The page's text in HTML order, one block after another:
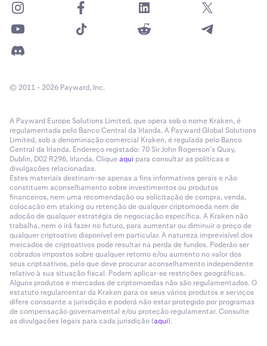
© 2011 - 2026 Payward, Inc.
A Payward Europe Solutions Limited, que opera sob o nome Kraken, é
regulamentada pelo Banco Central da Irlanda. A Payward Global Solutions
Limited, sob a denominação comercial Kraken, é regulada pelo Banco
Central da Irlanda. Endereço registado: 70 Sir John Rogerson’s Quay,
Dublin, D02 R296, Irlanda. Cliqueaqui para consultar as políticas e
divulgações relacionadas.
Estes materiais destinam-se apenas a fins informativos gerais e não
constituem aconselhamento sobre investimentos ou produtos
financeiros, nem uma recomendação ou solicitação de compra, venda,
colocação em staking ou retenção de qualquer criptomoeda nem de
adoção de qualquer estratégia de negociação específica. A Kraken não
trabalha, nem o irá fazer no futuro, para aumentar ou diminuir o preço de
qualquer criptoativo disponível em particular. A natureza imprevisível dos
mercados de criptoativos pode resultar na perda de fundos. Poderão ser
cobrados impostos sobre qualquer retorno e/ou aumento no valor dos
seus criptoativos, pelo que deve procurar aconselhamento independente
relativo à sua situação fiscal. Podem aplicar-se restrições geográficas.
Alguns produtos e mercados de criptomoedas não são regulamentados. O
estatuto regulamentar da Kraken para os seus vários produtos e serviços
difere consoante a jurisdição e poderá não estar protegido por programas
de compensação governamental e/ou proteção regulamentar. Consulte
as divulgações legais para cada jurisdição (aqui).